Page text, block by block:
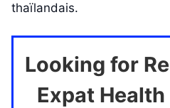
thaïlandais.
Looking for
Expat